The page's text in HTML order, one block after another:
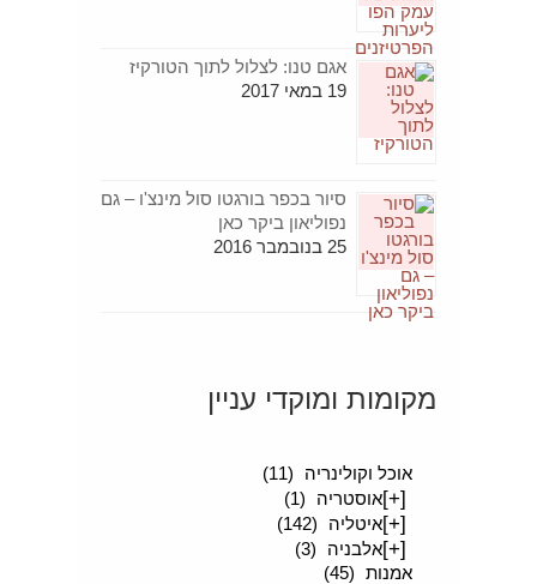
אגם טנו: לצלול לתוך הטורקיז
19 במאי 2017
סיור בכפר בורגטו סול מינצ'ו – גם
נפוליאון ביקר כאן
25 בנובמבר 2016
מקומות ומוקדי עניין
אוכל וקולינריה
(11)
[+]אוסטריה (1)
[+]איטליה (142)
[+]אלבניה
(3)
אמנות (45)